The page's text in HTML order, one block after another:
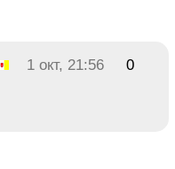
1 окт, 21:56 0